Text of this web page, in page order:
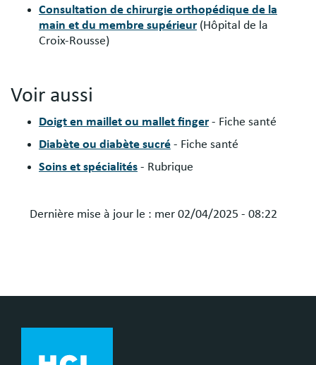
Consultation de chirurgie orthopédique de la
main et du membre supérieur (Hôpital de la
Croix-Rousse)
Voir aussi
Doigt en maillet ou mallet finger - Fiche santé
Diabète ou diabète sucré - Fiche santé
Soins et spécialités - Rubrique
Dernière mise à jour le : mer 02/04/2025 - 08:22